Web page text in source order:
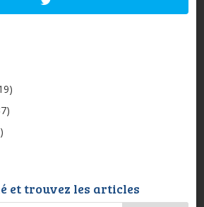
et trouvez les articles